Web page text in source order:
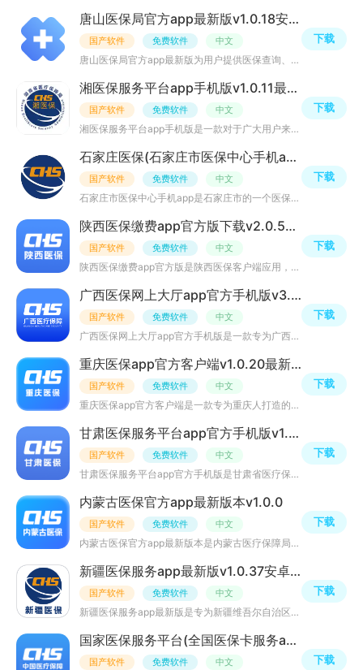
唐山医保局官方app最新版v1.0.18安卓版
国产软件 免费软件 中文
唐山医保局官方app最新版为用户提供医保查询、医保缴费、唐山本地招聘、办事指南等多种服务功能，里面拥有很
下载
湘医保服务平台app手机版v1.0.11最新版
国产软件 免费软件 中文
湘医保服务平台app手机版是一款对于广大用户来说相当实用的工具，打开手机即可获取最新一手的政策以及相关信
下载
石家庄医保(石家庄市医保中心手机app)v1.0.4安卓客户端
国产软件 免费软件 中文
石家庄市医保中心手机app是石家庄市的一个医保服务平台，用户可以在这里查看最新的政策，查看医保定点机构，
下载
陕西医保缴费app官方版下载v2.0.5安卓客户端
国产软件 免费软件 中文
陕西医保缴费app官方版是陕西医保客户端应用，软件提供电子医保卡、信息查询、便民服务、公积金查询、社保缴
下载
广西医保网上大厅app官方手机版v3.0.7最新版
国产软件 免费软件 中文
广西医保网上大厅app官方手机版是一款专为广西本地用户打造的医保网上服务平台，提供医保缴费、医保查询、医
下载
重庆医保app官方客户端v1.0.20最新版
国产软件 免费软件 中文
重庆医保app官方客户端是一款专为重庆人打造的医保缴费服务app，为公众提供医保政策查询、医保缴费查询、个
下载
甘肃医保服务平台app官方手机版v1.0.16
国产软件 免费软件 中文
甘肃医保服务平台app官方手机版是甘肃省医疗保障局打造的甘肃省城乡居民医疗保险缴费app，为公众提供医保目
下载
内蒙古医保官方app最新版本v1.0.0
国产软件 免费软件 中文
内蒙古医保官方app最新版本是内蒙古医疗保障局官方app，为内蒙古自治区医疗参保人员提供参保信息查询、缴费
下载
新疆医保服务app最新版v1.0.37安卓版
国产软件 免费软件 中文
新疆医保服务app最新版是专为新疆维吾尔自治区人民群众推出的医保服务类软件，用户在这里不但可以查询到自己
下载
国家医保服务平台(全国医保卡服务app)v1.3.18最新版
国产软件 免费软件 中文 下载